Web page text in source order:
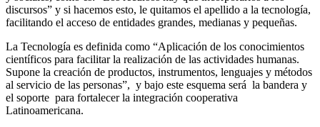
discursos” y si hacemos esto, le quitamos el apellido a la tecnología,
facilitando el acceso de entidades grandes, medianas y pequeñas.
La Tecnología es definida como “Aplicación de los conocimientos
científicos para facilitar la realización de las actividades humanas.
Supone la creación de productos, instrumentos, lenguajes y métodos
al servicio de las personas”, y bajo este esquema será la bandera y
el soporte para fortalecer la integración cooperativa
Latinoamericana.